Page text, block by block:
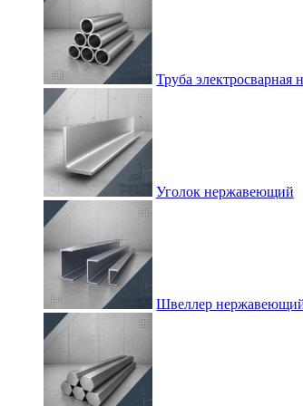
Труба электросварная
Уголок нержавеющий
Швеллер